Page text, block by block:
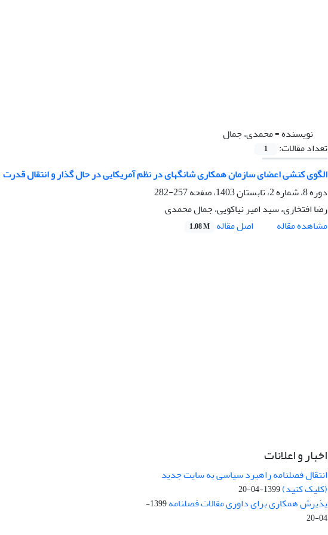
نویسنده =محمدی، جمال
تعداد مقالات:
1
الگوی کنشی اعضای سازمان همکاری شانگهای در نظم آمریکایی در حال گذار و انتقال قدرت
دوره 8، شماره 2، تابستان 1403، صفحه
257-282
رضا افتخاری، سید امیر نیاکویی، جمال محمدی
مشاهده مقاله
اصل مقاله 1.08 M
اخبار و اعلانات
انتقال فصلنامه راهبرد سیاسی به سایت جدید
(کلیک کنید)1399-04-20
پذیرش همکاری برای داوری مقالات فصلنامه
1399-
04-20